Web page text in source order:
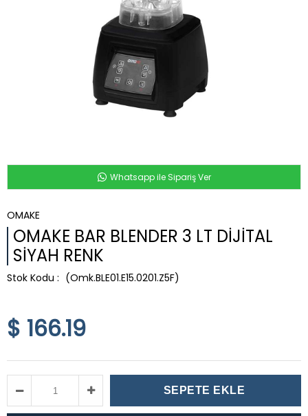
Whatsapp ile Sipariş Ver
OMAKE
OMAKE BAR BLENDER 3 LT DİJİTAL
SİYAH RENK
(Omk.BLE01.E15.0201.Z5F)
$ 166.19